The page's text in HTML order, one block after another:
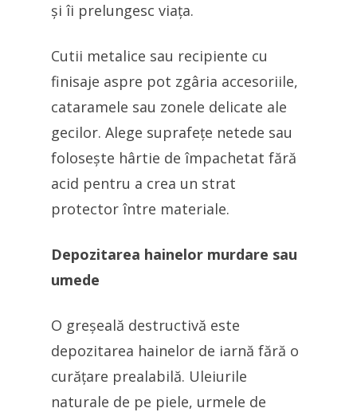
și îi prelungesc viața.
Cutii metalice sau recipiente cu
finisaje aspre pot zgâria accesoriile,
cataramele sau zonele delicate ale
gecilor. Alege suprafețe netede sau
folosește hârtie de împachetat fără
acid pentru a crea un strat
protector între materiale.
Depozitarea hainelor murdare sau
umede
O greșeală destructivă este
depozitarea hainelor de iarnă fără o
curățare prealabilă. Uleiurile
naturale de pe piele, urmele de